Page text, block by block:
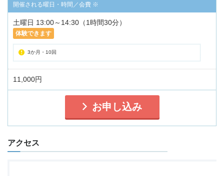
土曜日 13:00～14:30（1時間30分）
体験できます
3か月・10回
11,000円
お申し込み
アクセス